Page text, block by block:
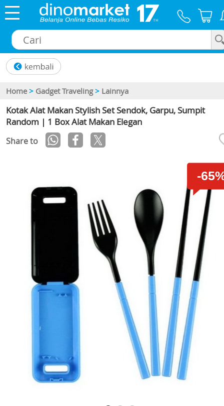
Home > Gadget Traveling > Lainnya
Kotak Alat Makan Stylish Set Sendok, Garpu, Sumpit
Random | 1 Box Alat Makan Elegan
Share to
-